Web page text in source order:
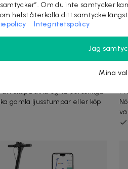
-8%
molds - lång stång -
Ljusform
att skapa dina egna personliga
gamla ljusstumpar eller köp
samtycker”. Om du inte samtycker
helst återkalla ditt samtycke
Integritetspolicy
Jag
Mina val